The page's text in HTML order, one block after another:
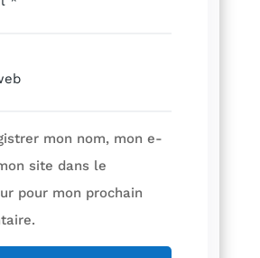
mon nom, mon e-
site dans le
pour mon prochain